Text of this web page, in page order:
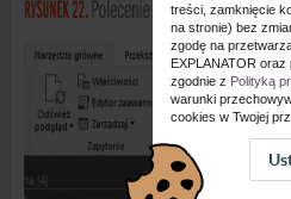
treści, zamknięcie
na stronie) bez
zgodę na
EXPLANATOR oraz
zgodnie z Polityką
warunki
cookies w Twojej